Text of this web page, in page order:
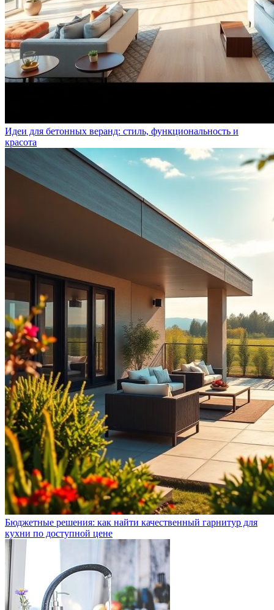
Идеи для бетонных веранд: стиль, функциональность и
красота
Бюджетные решения: как найти качественный гарнитур для
кухни по доступной цене